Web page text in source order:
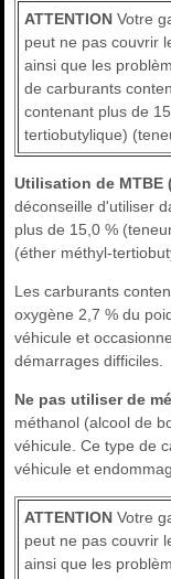
ATTENTION Votre
peut ne pas couvrir
ainsi que les
de carburants
contenant plus de
tertiobutylique)
Utilisation de
déconseille d'utiliser
plus de 15,0 %
(éther méthyl-
Les carburants
oxygène 2,7 % du
véhicule et
démarrages difficiles.
Ne pas utiliser de
méthanol (alcool de
véhicule. Ce type de
véhicule et
ATTENTION Votre
peut ne pas couvrir
ainsi que les